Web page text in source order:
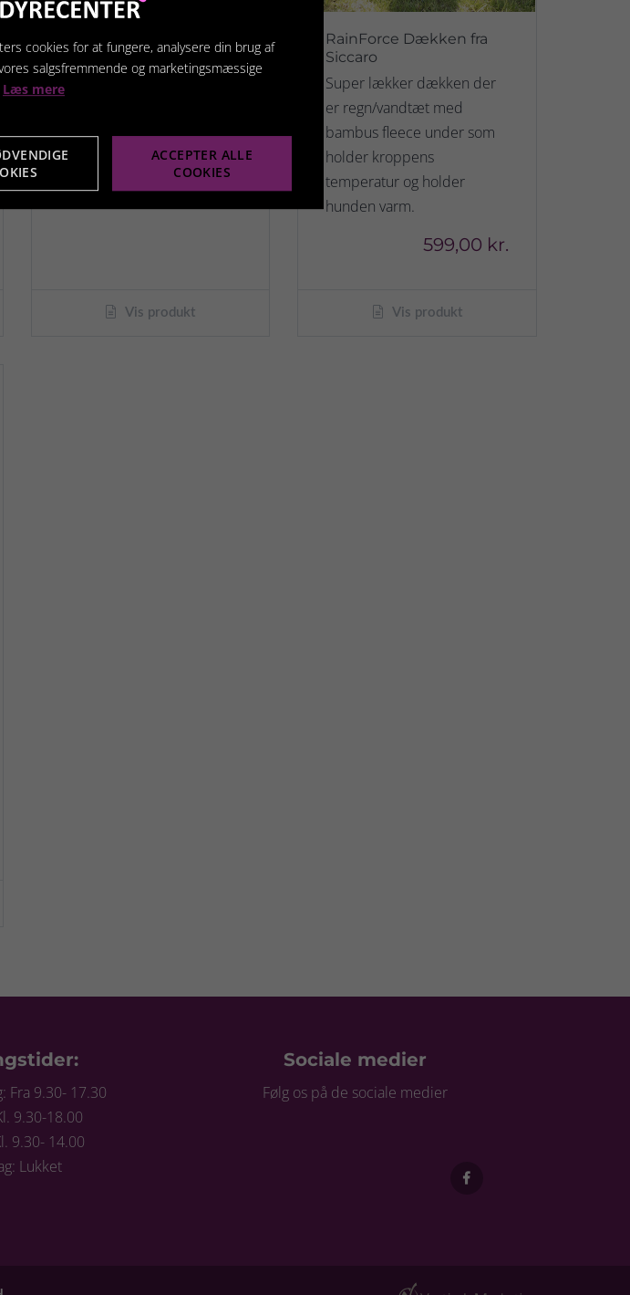
Ozami Outdoor Jacket
Winter Black
Vis produkt
RainForce Dækken fra
Siccaro
Super lækker dækken der
er regn/vandtæt med
bambus fleece under som
holder kroppens
temperatur og holder
hunden varm.
599,00 kr.
Vis produkt
Fra 9.30- 17.30
9.30-18.00
9.30- 14.00
Lukket
Sociale medier
Følg os på de sociale medier
cookies for at fungere, analysere din brug af
salgsfremmende og marketingsmæssige
Læs mere
ACCEPTER ALLE
COOKIES